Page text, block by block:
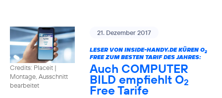
Credits: Placeit |
Montage, Ausschnitt
bearbeitet
21. Dezember 2017
LESER VON INSIDE-HANDY.DE KÜREN O2
FREE ZUM BESTEN TARIF DES JAHRES:
Auch COMPUTER
BILD empfiehlt O2
Free Tarife